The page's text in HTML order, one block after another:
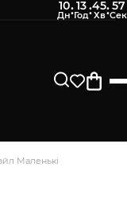
10:13:45:56
Маленькі
магазині